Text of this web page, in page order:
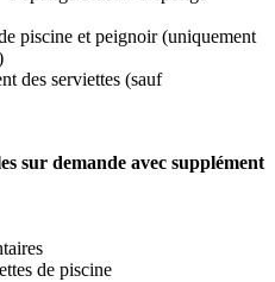
piscine et peignoir (uniquement
des serviettes (sauf
sur demande avec supplément
de piscine